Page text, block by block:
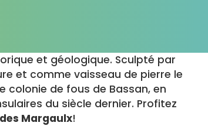
et géologique. Sculpté par
et comme vaisseau de pierre le
colonie de fous de Bassan, en
du siècle dernier. Profitez
Margaulx!